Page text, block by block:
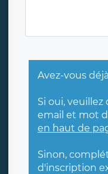
Avez-vous
Si oui,
email et mot
en haut de
Sinon,
d'inscription